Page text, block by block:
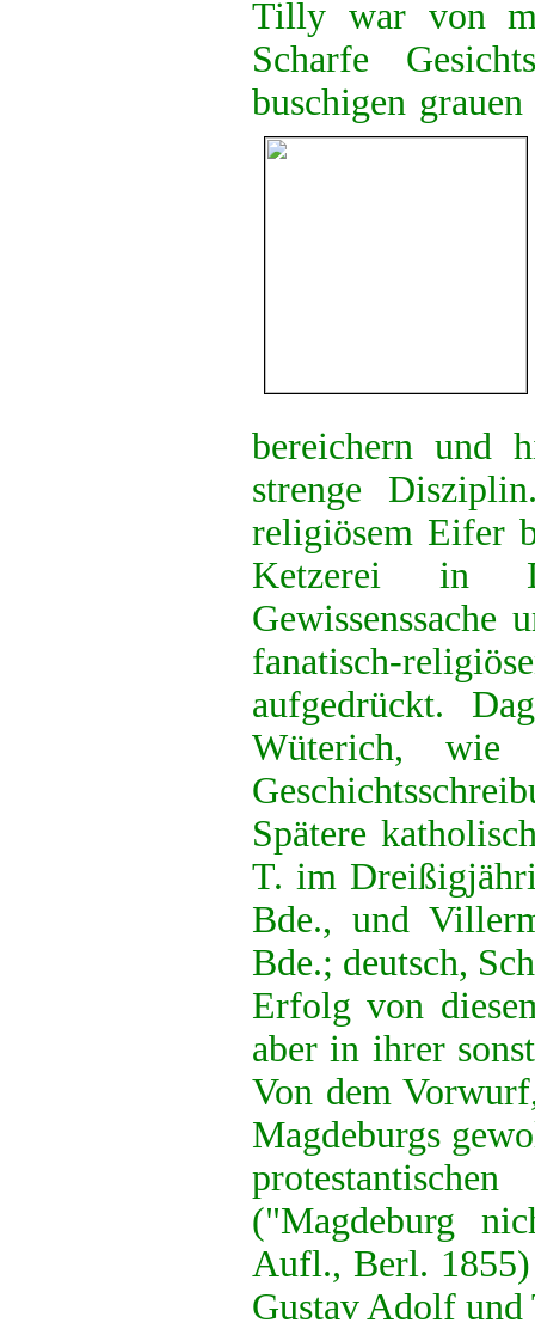
Tilly war von
Scharfe
buschigen
bereichern und
strenge
religiösem Eifer
Ketzerei in
Gewissenssache
fanatisch-
aufgedrückt.
Wüterich, wie
Spätere
T. im
Bde., und
Bde.; deutsch,
Erfolg von
aber in ihrer
Von dem
Magdeburgs
("Magdeburg
Aufl., Berl.
Gustav Adolf und